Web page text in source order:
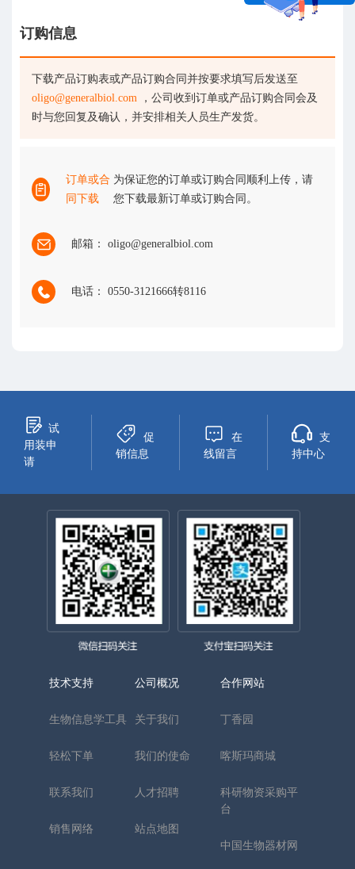
订购信息
下载产品订购表或产品订购合同并按要求填写后发送至
oligo@generalbiol.com ，公司收到订单或产品订购合同会及
时与您回复及确认，并安排相关人员生产发货。
订单或合
同下载
为保证您的订单或订购合同顺利上传，请
您下载最新订单或订购合同。
邮箱： oligo@generalbiol.com
电话： 0550-3121666转8116
试
用装申
请
促
销信息
在
线留言
支
持中心
技术支持
生物信息学工具
轻松下单
联系我们
销售网络
公司概况
关于我们
我们的使命
人才招聘
站点地图
合作网站
丁香园
喀斯玛商城
科研物资采购平
台
中国生物器材网